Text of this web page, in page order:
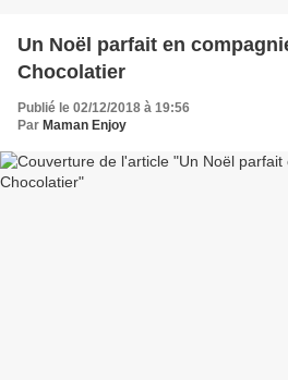
Un Noël parfait en
Chocolatier
Publié le 02/12/2018 à 19:56
Par Maman Enjoy